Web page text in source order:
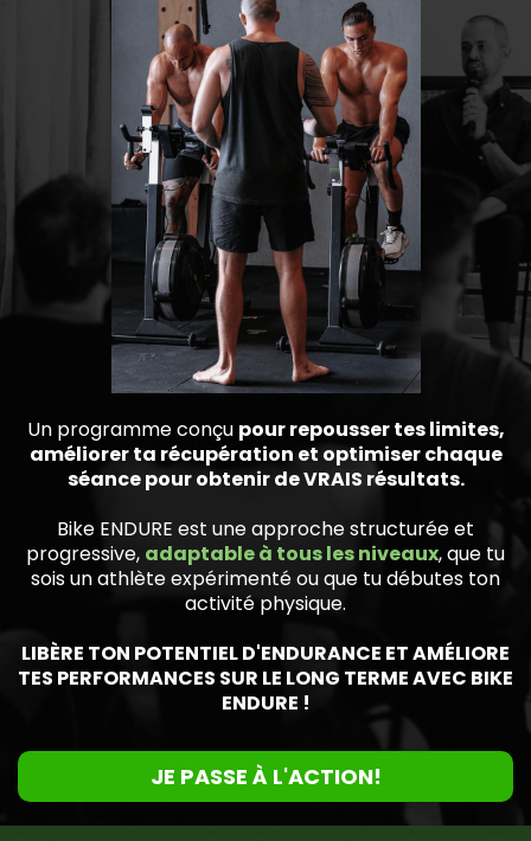
Un programme conçu pour repousser tes limites,
améliorer ta récupération et optimiser chaque
séance pour obtenir de VRAIS résultats.
Bike ENDURE est une approche structurée et
progressive, adaptable à tous les niveaux, que tu
sois un athlète expérimenté ou que tu débutes ton
activité physique.
LIBÈRE TON POTENTIEL D'ENDURANCE ET AMÉLIORE
TES PERFORMANCES SUR LE LONG TERME AVEC BIKE
ENDURE !
JE PASSE À L'ACTION!